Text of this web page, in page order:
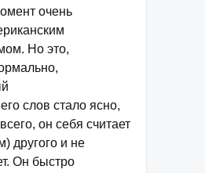
очень
Но это,
слов стало ясно,
он себя считает
другого и не
Он быстро